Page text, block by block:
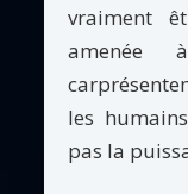
vraiment
amenée
les
pas la